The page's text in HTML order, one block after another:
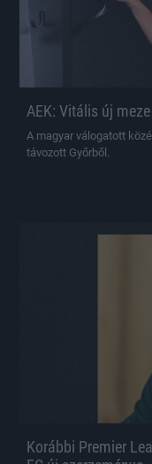
AEK: Vitális új
A magyar válogatott
távozott Győrből.
Korábbi Premier